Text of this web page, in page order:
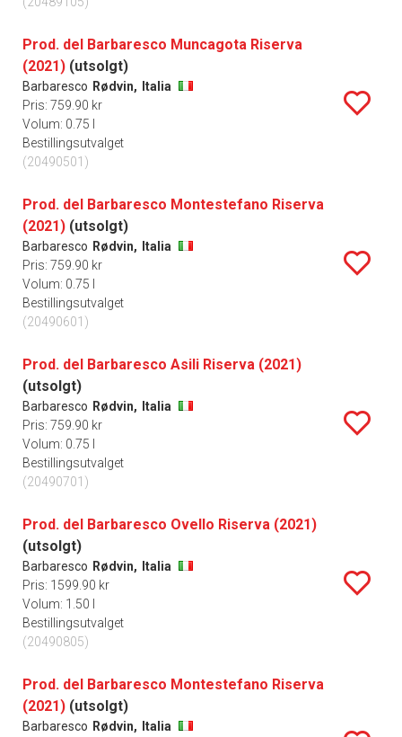
Prod. del Barbaresco Muncagota Riserva
(2021) (utsolgt)
Barbaresco Rødvin,
Italia
Pris: 759.90 kr
Volum: 0.75 l
Bestillingsutvalget
(20490501)
Prod. del Barbaresco Montestefano Riserva
(2021) (utsolgt)
Barbaresco Rødvin,
Italia
Pris: 759.90 kr
Volum: 0.75 l
Bestillingsutvalget
(20490601)
Prod. del Barbaresco Asili Riserva (2021)
(utsolgt)
Barbaresco Rødvin,
Italia
Pris: 759.90 kr
Volum: 0.75 l
Bestillingsutvalget
(20490701)
Prod. del Barbaresco Ovello Riserva (2021)
(utsolgt)
Barbaresco Rødvin,
Italia
Pris: 1599.90 kr
Volum: 1.50 l
Bestillingsutvalget
(20490805)
Prod. del Barbaresco Montestefano Riserva
(2021) (utsolgt)
Barbaresco Rødvin,
Italia